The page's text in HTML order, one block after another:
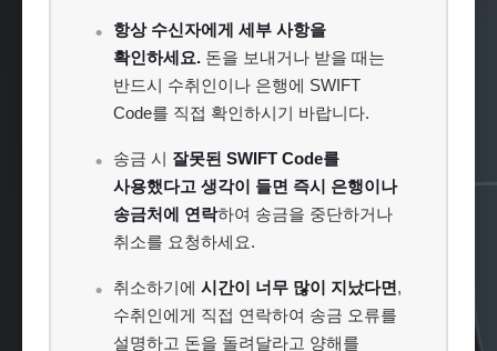
항상 수신자에게 세부 사항을
확인하세요. 돈을 보내거나 받을 때는
반드시 수취인이나 은행에 SWIFT
Code를 직접 확인하시기 바랍니다.
송금 시 잘못된 SWIFT Code를
사용했다고 생각이 들면 즉시 은행이나
송금처에 연락하여 송금을 중단하거나
취소를 요청하세요.
취소하기에 시간이 너무 많이 지났다면,
수취인에게 직접 연락하여 송금 오류를
설명하고 돈을 돌려달라고 양해를